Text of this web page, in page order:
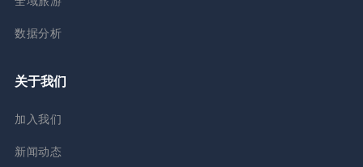
数据分析
关于我们
加入我们
新闻动态